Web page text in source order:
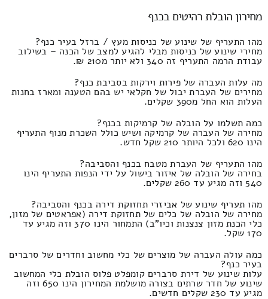
מחירון הובלת רהיטים בכנף
מהו התעריף של שינוע של כניסות מעץ / ברזל בעיר כנף?
מחירי שינוע של כניסות מבלי להגיע למצב של הכנה – בשילוב
עבודת הרמה התעריף זה 340 ולא יותר מ210 ₪.
מה עלות העברה של פירות וירקות בסביבת כנף?
מחירים של העברת יבול של חקלאי יש בהם הטענה ומארז בחנות
העלות הוא החל מ390 שקלים.
כמה תשלמו על הובלה של קרמיקות בכנף?
מחירה של העברה של קרמיקה ושיש כולל השכרת מנוף התעריף
הינו 620 ולכל היותר 210 שקל חדש.
מהו התעריף של העברת מטבח בכנף והסביבה?
בחירה של הובלה של איזור בישול על ידי הנפות התעריף הינו
540 וזה מגיע עד 260 שקלים.
מהו תעריף שינוע של אביזרי תחזוקת דירה בכנף והסביבה?
מחירה של הובלה של כלים של תחזוקת דירה (אפראטים של מזון,
כלי הכנת מזון צנצנות וכיו"ב) התמחור הינו 370 וזה מגיע עד
170 שקל.
כמה עולה העברה של מוצרים של כלי מחשוב וחדרים של סרברים
בעיר כנף?
עלות שינוע של דירת סרברים קומפלט פלוס הובלת כלי המחשוב
שינוע של חדר שרתים בצורה מושלמת המחירון הינו 650 וזה
מגיע עד 230 שקלים חדשים.